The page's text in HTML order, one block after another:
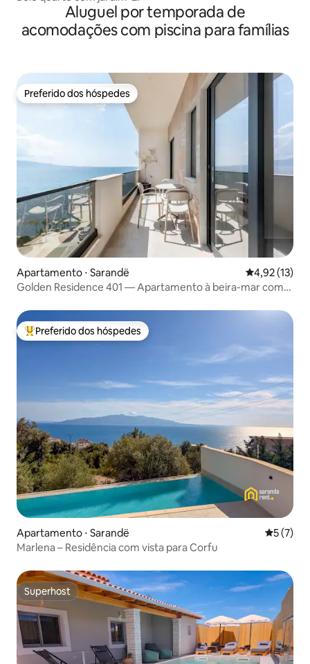
Aluguel por temporada de
acomodações com piscina para famílias
Preferido dos hóspedes
Preferido dos hóspedes
Apartamento ⋅ Sarandë 4,92 de uma
4,92 (13)
Golden Residence 401 — Apartamento à beira-mar com
Entre os melhores preferidos dos hóspedes
Preferido dos hóspedes
Apartamento ⋅ Sarandë 5 de
5 (7)
Marlena – Residência com vista para Corfu
Superhost
Superhost